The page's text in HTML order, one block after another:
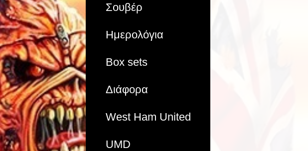
Σουβέρ
Ημερολόγια
Box sets
Διάφορα
West Ham United
UMD